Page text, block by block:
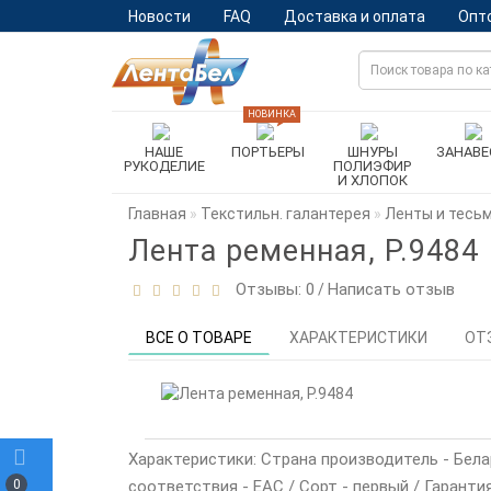
0
Новости FAQ Доставка и оплата
НАШЕ
РУКОДЕЛИЕ
ПОРТЬЕРЫ
НОВИНКА
ШНУРЫ
ПОЛИЭФИР
И ХЛОПОК
Главная Текстильн. галантерея Ленты и
Лента ременная, Р.9484
Отзывы: 0 /Написать отзыв
ВСЕ О ТОВАРЕ ХАРАКТЕРИСТИКИ
Характеристики: Страна производитель -
соответствия - EAC / Сорт - первый /